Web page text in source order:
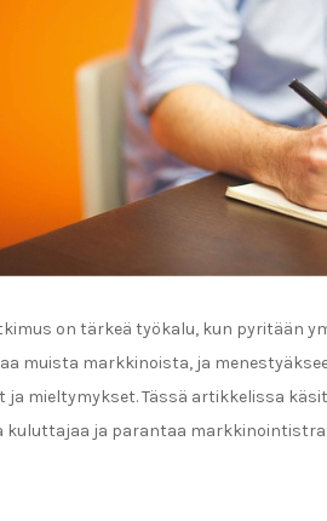
on tärkeä työkalu, kun pyritään
muista markkinoista, ja
mieltymykset. Tässä artikkelissa
kuluttajaa ja parantaa